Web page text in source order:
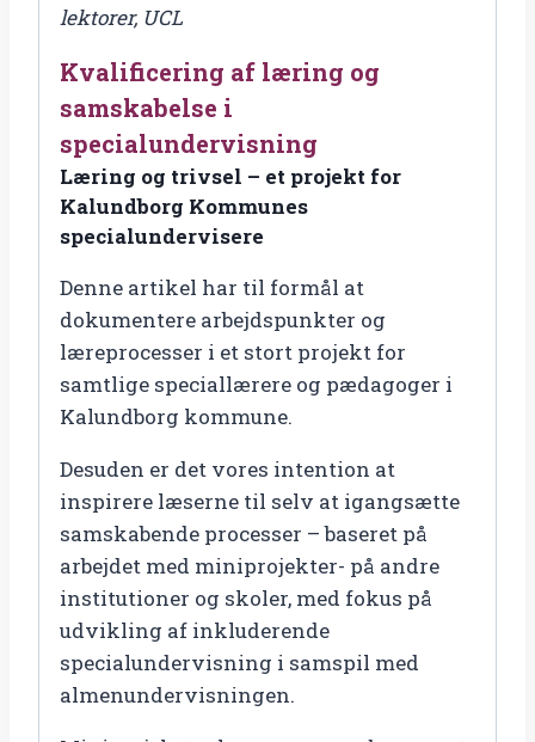
Læring
og
trivsel
projekt
Kalundborg
Kommunes
specialundervisere
antal
lektorer, UCL
Kvalificering af læring og
samskabelse i
specialundervisning
Læring og trivsel – et projekt for
Kalundborg Kommunes
specialundervisere
Denne artikel har til formål at
dokumentere arbejdspunkter og
læreprocesser i et stort projekt for
samtlige speciallærere og pædagoger i
Kalundborg kommune.
Desuden er det vores intention at
inspirere læserne til selv at igangsætte
samskabende processer – baseret på
arbejdet med miniprojekter- på andre
institutioner og skoler, med fokus på
udvikling af inkluderende
specialundervisning i samspil med
almenundervisningen.